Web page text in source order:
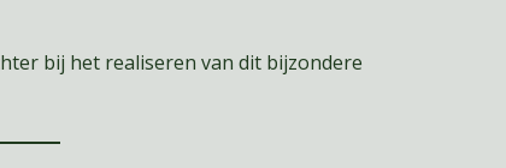
bij het realiseren van dit bijzondere